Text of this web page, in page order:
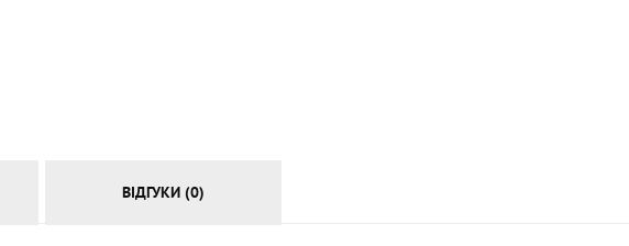
ВІДГУКИ (0)